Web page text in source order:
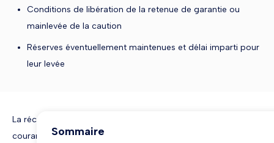
Conditions de libération de la retenue de garantie ou
mainlevée de la caution
Réserves éventuellement maintenues et délai imparti pour
leur levée
La réception d'un chantier avec réserves est une situation
courante. Elle ne signifie pas que le sous-traitant a mal
Sommaire